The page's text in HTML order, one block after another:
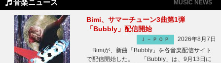
音楽ニュース MUSIC NEWS
Bimi、サマーチューン3曲第1弾
「Bubbly」配信開始
Ｊ－ＰＯＰ
2026年8月7日
Bimiが、新曲「Bubbly」を各音楽配信サイト
で配信開始した。 「Bubbly」は、9月13日に